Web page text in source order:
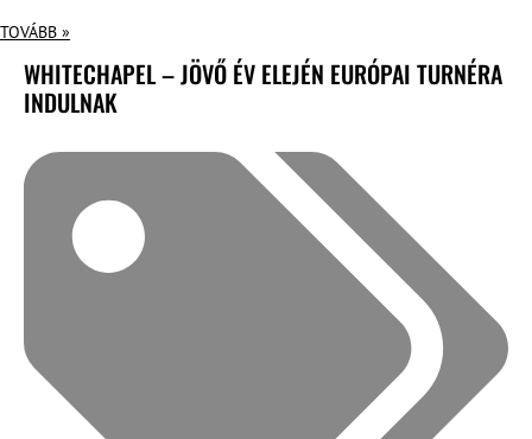
TOVÁBB »
WHITECHAPEL – JÖVŐ ÉV ELEJÉN EURÓPAI TURNÉRA
INDULNAK